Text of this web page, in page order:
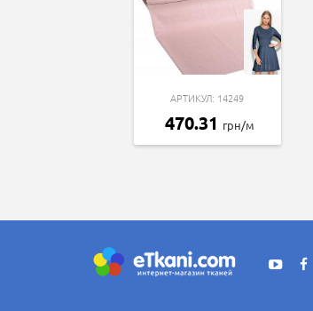
АРТИКУЛ: 14249
470.31 грн/м